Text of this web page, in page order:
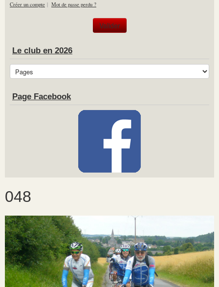
Créer un compte | Mot de passe perdu ?
Le club en 2026
Page Facebook
048